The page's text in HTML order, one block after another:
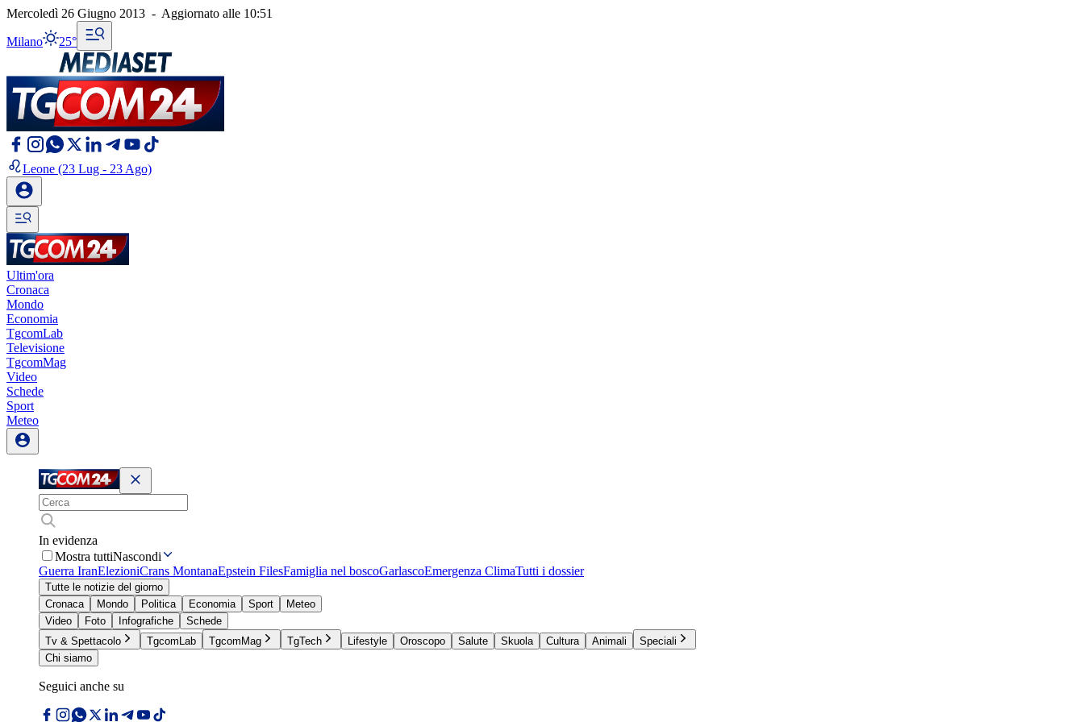
Mercoledì 26 Giugno 2013 - Aggiornato alle 10:51
Milano 25°
Leone (23 Lug - 23 Ago)
Ultim'ora
Cronaca
Mondo
Economia
TgcomLab
Televisione
TgcomMag
Video
Schede
Sport
Meteo
In evidenza
Mostra tuttiNascondi
Guerra IranElezioniCrans MontanaEpstein FilesFamiglia nel boscoGarlascoEmergenza ClimaTutti i dossier
Tutte le notizie del giorno
Cronaca
Mondo Politica Economia Sport
Meteo
Video
Foto Infografiche
Schede
Tv & Spettacolo
TgcomLab TgcomMag TgTech Lifestyle Oroscopo Salute Skuola Cultura Animali
Speciali
Chi siamo
Seguici anche su